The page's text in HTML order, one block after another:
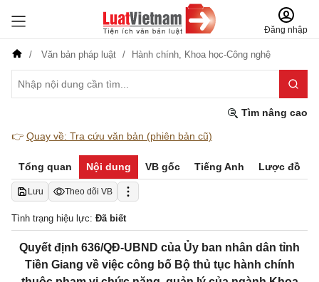
Đăng nhập
Văn bản pháp luật Hành chính, Khoa học-Công nghệ
Tìm nâng cao
👉 Quay về: Tra cứu văn bản (phiên bản cũ)
Tổng quan Nội dung VB gốc Tiếng Anh Lược đồ
Lưu Theo dõi VB
Tình trạng hiệu lực: Đã biết
Quyết định 636/QĐ-UBND của Ủy ban nhân dân tỉnh
Tiền Giang về việc công bố Bộ thủ tục hành chính